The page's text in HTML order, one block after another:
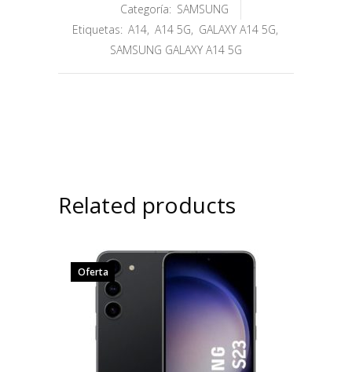
Categoría: SAMSUNG
Etiquetas: A14, A14 5G, GALAXY A14 5G,
SAMSUNG GALAXY A14 5G
Related products
Oferta